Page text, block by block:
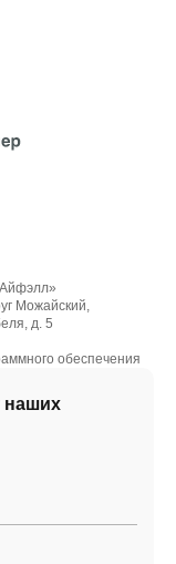
наших
Можайский,
д. 5
обеспечения